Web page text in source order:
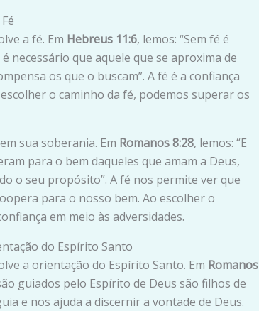
a fé. Em Hebreus 11:6, lemos: “Sem fé é
necessário que aquele que se aproxima de
os que o buscam”. A fé é a confiança
o caminho da fé, podemos superar os
sua soberania. Em Romanos 8:28, lemos: “E
para o bem daqueles que amam a Deus,
o seu propósito”. A fé nos permite ver que
para o nosso bem. Ao escolher o
em meio às adversidades.
do Espírito Santo
a orientação do Espírito Santo. Em Romanos
guiados pelo Espírito de Deus são filhos de
e nos ajuda a discernir a vontade de Deus.